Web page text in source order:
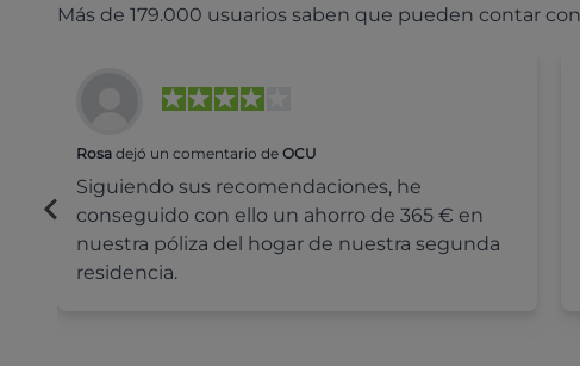
Más de 179.000 usuarios saben que pueden contar
Rosa dejó un comentario de OCU
Siguiendo sus recomendaciones, he
conseguido con ello un ahorro de 365 € en
nuestra póliza del hogar de nuestra segunda
residencia.